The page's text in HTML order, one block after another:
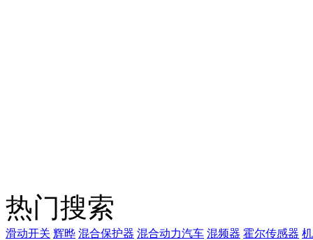
热门搜索
滑动开关 辉晔 混合保护器 混合动力汽车 混频器 霍尔传感器